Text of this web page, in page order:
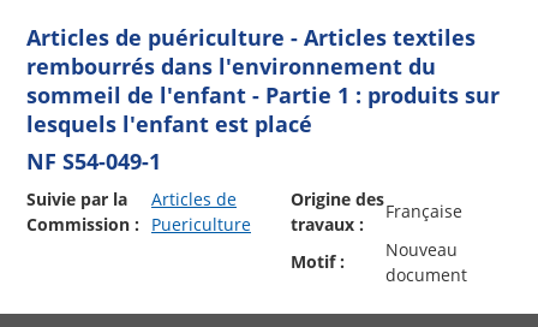
Articles de puériculture - Articles textiles
rembourrés dans l'environnement du
sommeil de l'enfant - Partie 1 : produits sur
lesquels l'enfant est placé
NF S54-049-1
Suivie par la
Commission :
Articles de
Puericulture
Origine des
travaux :
Française
Motif :
Nouveau
document